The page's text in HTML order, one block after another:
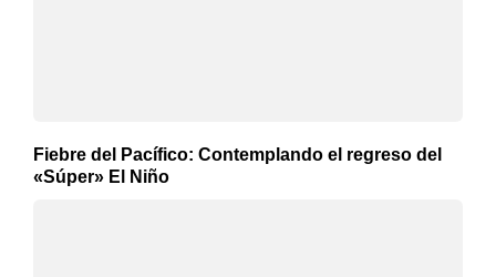
Fiebre del Pacífico: Contemplando el regreso del
«Súper» El Niño